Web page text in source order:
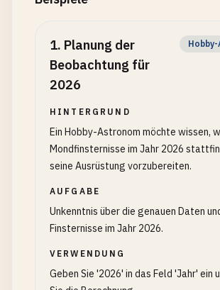
1. Planung der
Beobachtung für
2026
HINTERGRUND
Ein Hobby-Astronom möchte wissen,
Mondfinsternisse im Jahr 2026
seine Ausrüstung vorzubereiten.
AUFGABE
Unkenntnis über die genauen Daten
Finsternisse im Jahr 2026.
VERWENDUNG
Geben Sie '2026' in das Feld 'Jahr' ein